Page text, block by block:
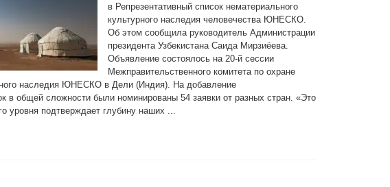
в Репрезентативный список нематериального
культурного наследия человечества ЮНЕСКО.
Об этом сообщила руководитель Администрации
президента Узбекистана Саида Мирзиёева.
Объявление состоялось на 20-й сессии
Межправительственного комитета по охране
наследия ЮНЕСКО в Дели (Индия). На добавление
в общей сложности были номинированы 54 заявки от разных стран. «Это
уровня подтверждает глубину наших ...